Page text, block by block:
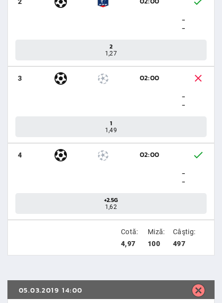
-
-
2
1,27
3
02:00
-
-
1
1,49
4
02:00
-
-
+2.5G
1,62
Cotă:
4,97
Miză:
100
Câştig:
497
05.03.2019 14:00